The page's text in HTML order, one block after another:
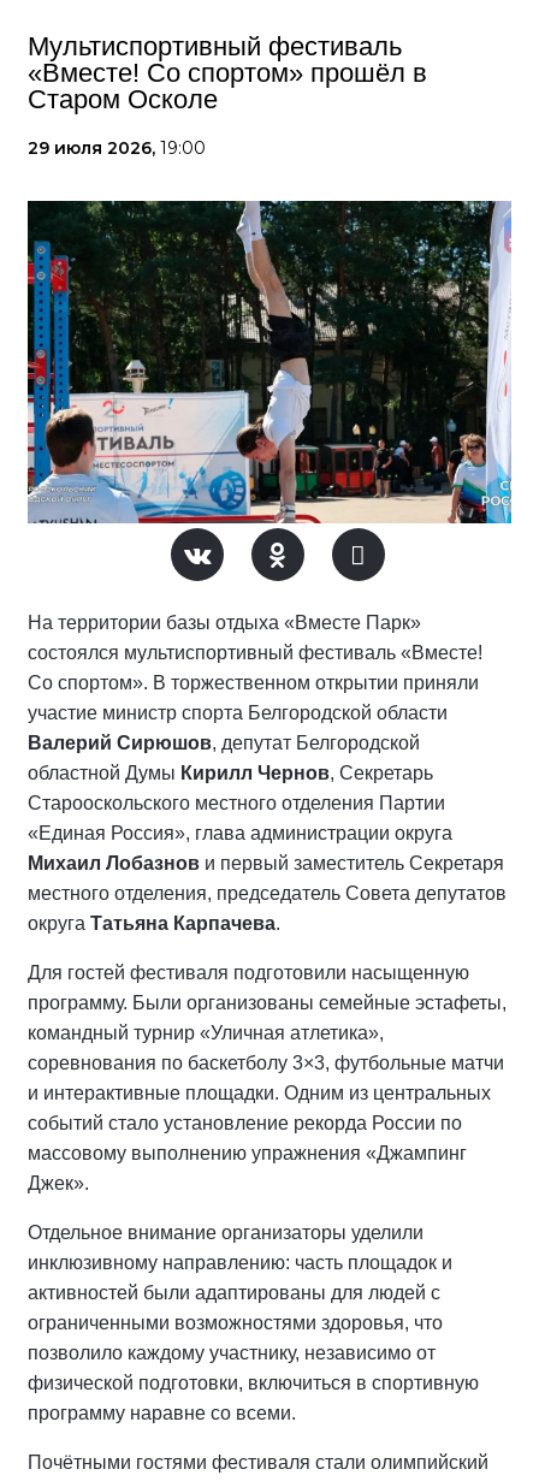
Мультиспортивный фестиваль
«Вместе! Со спортом» прошёл в
Старом Осколе
29 июля 2026, 19:00
На территории базы отдыха «Вместе Парк»
состоялся мультиспортивный фестиваль «Вместе!
Со спортом». В торжественном открытии приняли
участие министр спорта Белгородской области
Валерий Сирюшов, депутат Белгородской
областной Думы Кирилл Чернов, Секретарь
Старооскольского местного отделения Партии
«Единая Россия», глава администрации округа
Михаил Лобазнов и первый заместитель Секретаря
местного отделения, председатель Совета депутатов
округа Татьяна Карпачева.
Для гостей фестиваля подготовили насыщенную
программу. Были организованы семейные эстафеты,
командный турнир «Уличная атлетика»,
соревнования по баскетболу 3×3, футбольные матчи
и интерактивные площадки. Одним из центральных
событий стало установление рекорда России по
массовому выполнению упражнения «Джампинг
Джек».
Отдельное внимание организаторы уделили
инклюзивному направлению: часть площадок и
активностей были адаптированы для людей с
ограниченными возможностями здоровья, что
позволило каждому участнику, независимо от
физической подготовки, включиться в спортивную
программу наравне со всеми.
Почётными гостями фестиваля стали олимпийский